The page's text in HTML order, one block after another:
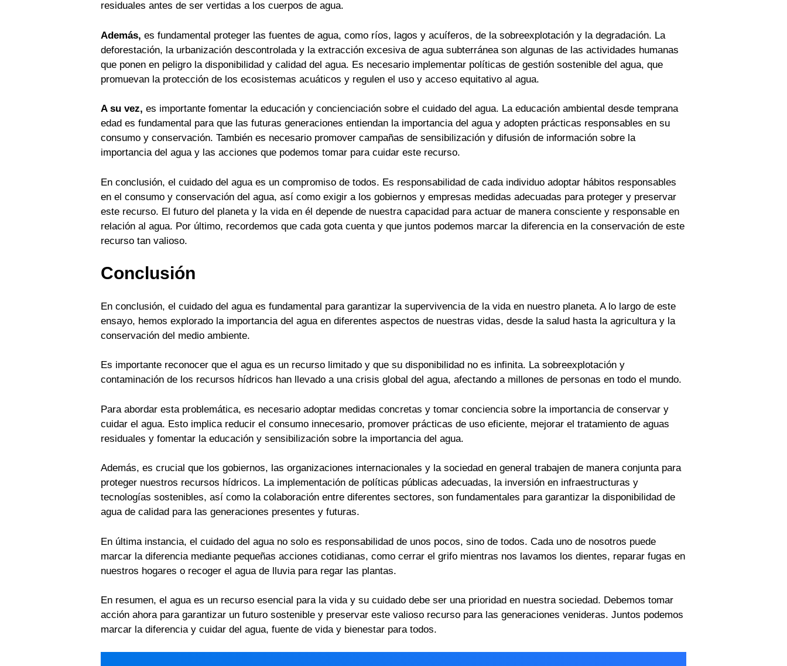
residuales antes de ser vertidas a los cuerpos de agua.
Además, es fundamental proteger las fuentes de agua, como ríos, lagos y acuíferos, de la sobreexplotación y la degradación. La
deforestación, la urbanización descontrolada y la extracción excesiva de agua subterránea son algunas de las actividades humanas
que ponen en peligro la disponibilidad y calidad del agua. Es necesario implementar políticas de gestión sostenible del agua, que
promuevan la protección de los ecosistemas acuáticos y regulen el uso y acceso equitativo al agua.
A su vez, es importante fomentar la educación y concienciación sobre el cuidado del agua. La educación ambiental desde temprana
edad es fundamental para que las futuras generaciones entiendan la importancia del agua y adopten prácticas responsables en su
consumo y conservación. También es necesario promover campañas de sensibilización y difusión de información sobre la
importancia del agua y las acciones que podemos tomar para cuidar este recurso.
En conclusión, el cuidado del agua es un compromiso de todos. Es responsabilidad de cada individuo adoptar hábitos responsables
en el consumo y conservación del agua, así como exigir a los gobiernos y empresas medidas adecuadas para proteger y preservar
este recurso. El futuro del planeta y la vida en él depende de nuestra capacidad para actuar de manera consciente y responsable en
relación al agua. Por último, recordemos que cada gota cuenta y que juntos podemos marcar la diferencia en la conservación de este
recurso tan valioso.
Conclusión
En conclusión, el cuidado del agua es fundamental para garantizar la supervivencia de la vida en nuestro planeta. A lo largo de este
ensayo, hemos explorado la importancia del agua en diferentes aspectos de nuestras vidas, desde la salud hasta la agricultura y la
conservación del medio ambiente.
Es importante reconocer que el agua es un recurso limitado y que su disponibilidad no es infinita. La sobreexplotación y
contaminación de los recursos hídricos han llevado a una crisis global del agua, afectando a millones de personas en todo el mundo.
Para abordar esta problemática, es necesario adoptar medidas concretas y tomar conciencia sobre la importancia de conservar y
cuidar el agua. Esto implica reducir el consumo innecesario, promover prácticas de uso eficiente, mejorar el tratamiento de aguas
residuales y fomentar la educación y sensibilización sobre la importancia del agua.
Además, es crucial que los gobiernos, las organizaciones internacionales y la sociedad en general trabajen de manera conjunta para
proteger nuestros recursos hídricos. La implementación de políticas públicas adecuadas, la inversión en infraestructuras y
tecnologías sostenibles, así como la colaboración entre diferentes sectores, son fundamentales para garantizar la disponibilidad de
agua de calidad para las generaciones presentes y futuras.
En última instancia, el cuidado del agua no solo es responsabilidad de unos pocos, sino de todos. Cada uno de nosotros puede
marcar la diferencia mediante pequeñas acciones cotidianas, como cerrar el grifo mientras nos lavamos los dientes, reparar fugas en
nuestros hogares o recoger el agua de lluvia para regar las plantas.
En resumen, el agua es un recurso esencial para la vida y su cuidado debe ser una prioridad en nuestra sociedad. Debemos tomar
acción ahora para garantizar un futuro sostenible y preservar este valioso recurso para las generaciones venideras. Juntos podemos
marcar la diferencia y cuidar del agua, fuente de vida y bienestar para todos.